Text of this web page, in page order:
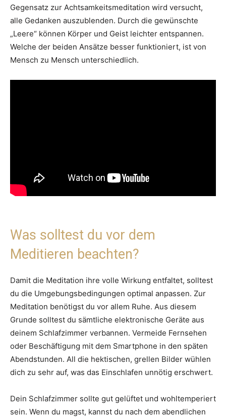
Gegensatz zur Achtsamkeitsmeditation wird versucht,
alle Gedanken auszublenden. Durch die gewünschte
„Leere“ können Körper und Geist leichter entspannen.
Welche der beiden Ansätze besser funktioniert, ist von
Mensch zu Mensch unterschiedlich.
Was solltest du vor dem
Meditieren beachten?
Damit die Meditation ihre volle Wirkung entfaltet, solltest
du die Umgebungsbedingungen optimal anpassen. Zur
Meditation benötigst du vor allem Ruhe. Aus diesem
Grunde solltest du sämtliche elektronische Geräte aus
deinem Schlafzimmer verbannen. Vermeide Fernsehen
oder Beschäftigung mit dem Smartphone in den späten
Abendstunden. All die hektischen, grellen Bilder wühlen
dich zu sehr auf, was das Einschlafen unnötig erschwert.
Dein Schlafzimmer sollte gut gelüftet und wohltemperiert
sein. Wenn du magst, kannst du nach dem abendlichen